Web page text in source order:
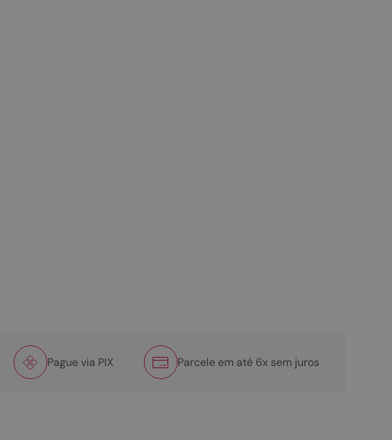
Pague via PIX Parcele em até 6x sem juros